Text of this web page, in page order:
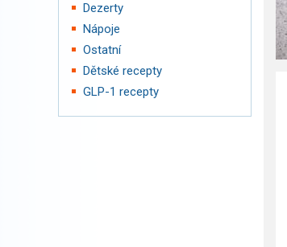
Dezerty
Nápoje
Ostatní
Dětské recepty
GLP-1 recepty